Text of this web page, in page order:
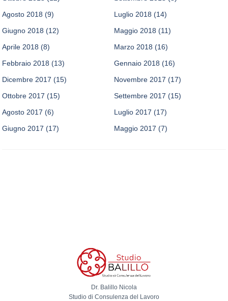
Agosto 2018 (9) Luglio 2018 (14)
Giugno 2018 (12) Maggio 2018 (11)
Aprile 2018 (8) Marzo 2018 (16)
Febbraio 2018 (13) Gennaio 2018 (16)
Dicembre 2017 (15) Novembre 2017 (17)
Ottobre 2017 (15) Settembre 2017 (15)
Agosto 2017 (6) Luglio 2017 (17)
Giugno 2017 (17) Maggio 2017 (7)
Dr. Balillo Nicola
Studio di Consulenza del Lavoro